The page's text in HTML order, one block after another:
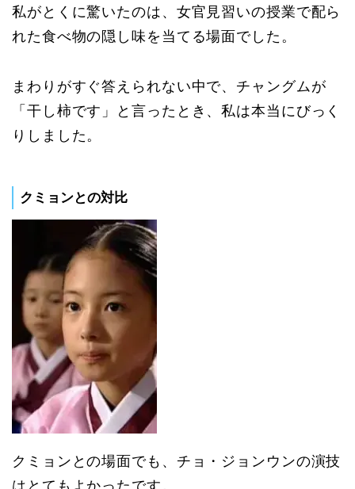
私がとくに驚いたのは、女官見習いの授業で配ら
れた食べ物の隠し味を当てる場面でした。
まわりがすぐ答えられない中で、チャングムが
「干し柿です」と言ったとき、私は本当にびっく
りしました。
クミョンとの対比
クミョンとの場面でも、チョ・ジョンウンの演技